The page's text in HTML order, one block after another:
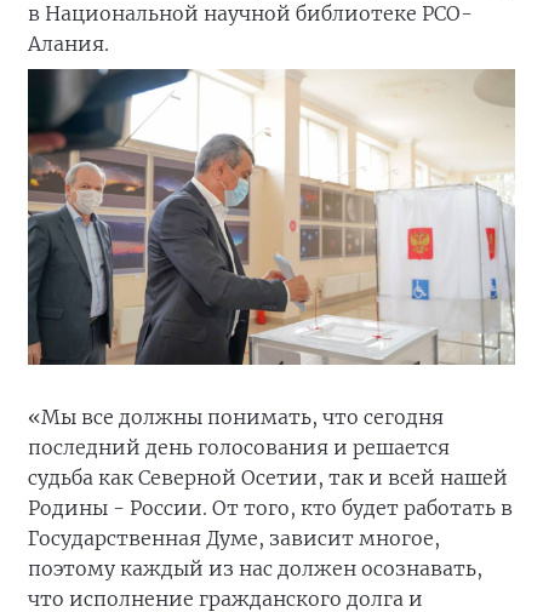
в Национальной научной библиотеке РСО-
Алания.
«Мы все должны понимать, что сегодня
последний день голосования и решается
судьба как Северной Осетии, так и всей нашей
Родины - России. От того, кто будет работать в
Государственная Думе, зависит многое,
поэтому каждый из нас должен осознавать,
что исполнение гражданского долга и